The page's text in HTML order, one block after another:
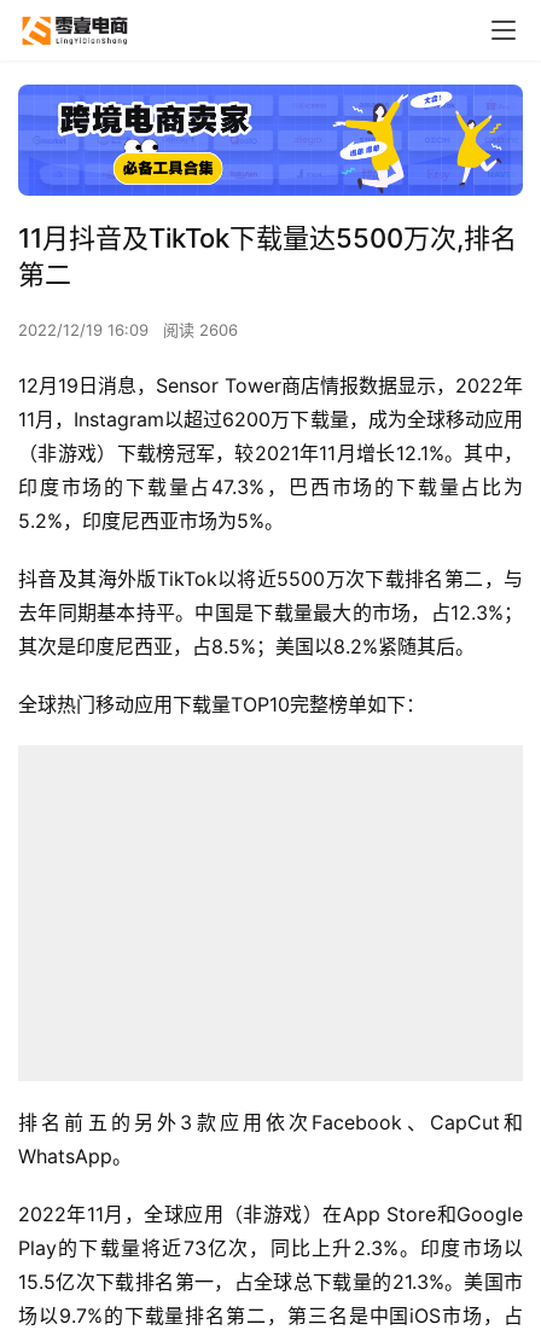
11月抖音及TikTok下载量达5500万次,排名
第二
2022/12/19 16:09 阅读 2606
12月19日消息，Sensor Tower商店情报数据显示，2022年
11月，Instagram以超过6200万下载量，成为全球移动应用
（非游戏）下载榜冠军，较2021年11月增长12.1%。其中，
印度市场的下载量占47.3%，巴西市场的下载量占比为
5.2%，印度尼西亚市场为5%。
抖音及其海外版TikTok以将近5500万次下载排名第二，与
去年同期基本持平。中国是下载量最大的市场，占12.3%；
其次是印度尼西亚，占8.5%；美国以8.2%紧随其后。
全球热门移动应用下载量TOP10完整榜单如下：
排名前五的另外3款应用依次Facebook、CapCut和
WhatsApp。
2022年11月，全球应用（非游戏）在App Store和Google
Play的下载量将近73亿次，同比上升2.3%。印度市场以
15.5亿次下载排名第一，占全球总下载量的21.3%。美国市
场以9.7%的下载量排名第二，第三名是中国iOS市场，占